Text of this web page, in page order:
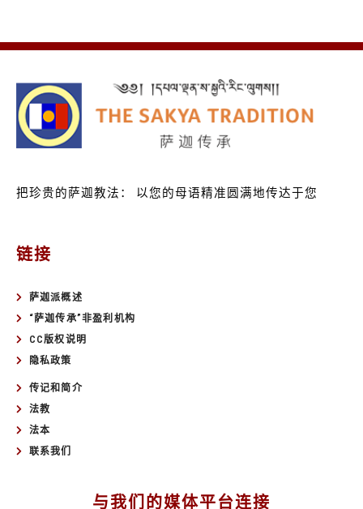
把珍贵的萨迦教法： 以您的母语精准圆满地传达于您
链接
萨迦派概述
“萨迦传承”非盈利机构
CC版权说明
隐私政策
传记和简介
法教
法本
联系我们
与我们的媒体平台连接